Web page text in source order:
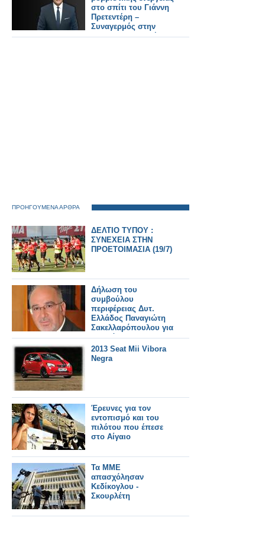
στο σπίτι του Γιάννη
Πρετεντέρη –
Συναγερμός στην
Αντιτρομοκρατική
ΠΡΟΗΓΟΥΜΕΝΑ ΑΡΘΡΑ
ΔΕΛΤΙΟ ΤΥΠΟΥ :
ΣΥΝΕΧΕΙΑ ΣΤΗΝ
ΠΡΟΕΤΟΙΜΑΣΙΑ (19/7)
Δήλωση του
συμβούλου
περιφέρειας Δυτ.
Ελλάδος Παναγιώτη
Σακελλαρόπουλου για
το σκάνδαλο της
σπατάλης στη
δημιουργία
λογαριασμών
2013 Seat Mii Vibora
Negra
Έρευνες για τον
εντοπισμό και του
πιλότου που έπεσε
στο Αίγαιο
Τα ΜΜΕ
απασχόλησαν
Κεδίκογλου -
Σκουρλέτη